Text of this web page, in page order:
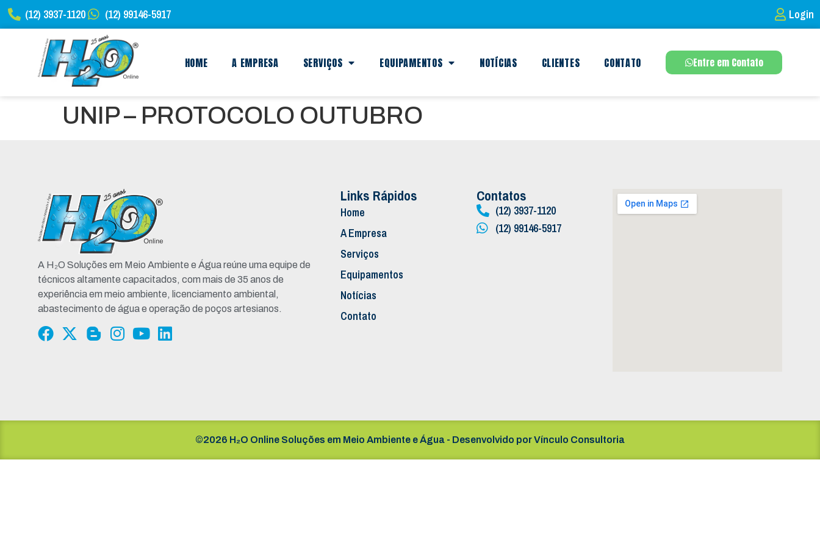
(12) 3937-1120 (12) 99146-5917 Login
HOME A EMPRESA SERVIÇOS EQUIPAMENTOS NOTÍCIAS CLIENTES CONTATO Entre em Contato
UNIP – PROTOCOLO OUTUBRO
A H₂O Soluções em Meio Ambiente e Água reúne uma equipe de
técnicos altamente capacitados, com mais de 35 anos de
experiência em meio ambiente, licenciamento ambiental,
abastecimento de água e operação de poços artesianos.
Links Rápidos
Home
A Empresa
Serviços
Equipamentos
Notícias
Contato
Contatos
(12) 3937-1120
(12) 99146-5917
©2026 H₂O Online Soluções em Meio Ambiente e Água - Desenvolvido porVínculo Consultoria